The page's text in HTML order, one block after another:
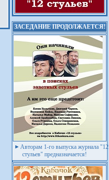
ЗАСЕДАНИЕ ПРОДОЛЖАЕТСЯ!
Авторам 1-го выпуска журнала "12
стульев" предназначается!